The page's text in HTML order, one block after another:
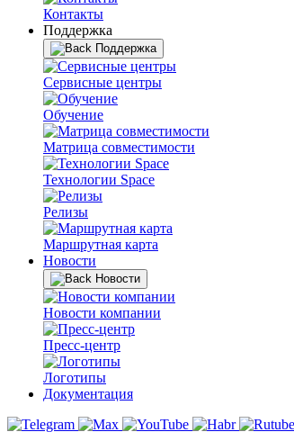
Контакты
Поддержка
Поддержка
Сервисные центры
Обучение
Матрица совместимости
Технологии Space
Релизы
Маршрутная карта
Новости
Новости
Новости компании
Пресс-центр
Логотипы
Документация